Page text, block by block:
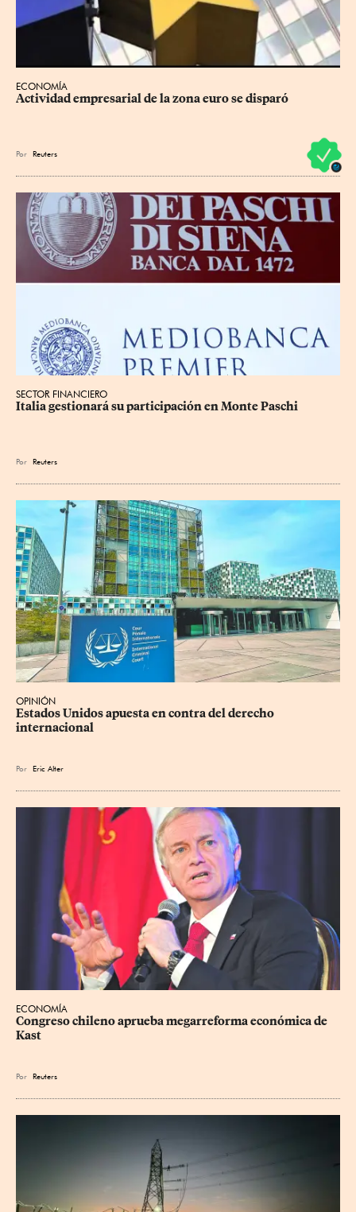
ECONOMÍA
Actividad empresarial de la zona euro se disparó
Por Reuters
SECTOR FINANCIERO
Italia gestionará su participación en Monte Paschi
Por Reuters
OPINIÓN
Estados Unidos apuesta en contra del derecho
internacional
Por Eric Alter
ECONOMÍA
Congreso chileno aprueba megarreforma económica de
Kast
Por Reuters